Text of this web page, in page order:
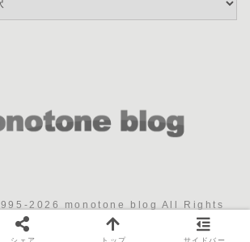
2026 monotone blog All Rights
シェア トップ サイドバー